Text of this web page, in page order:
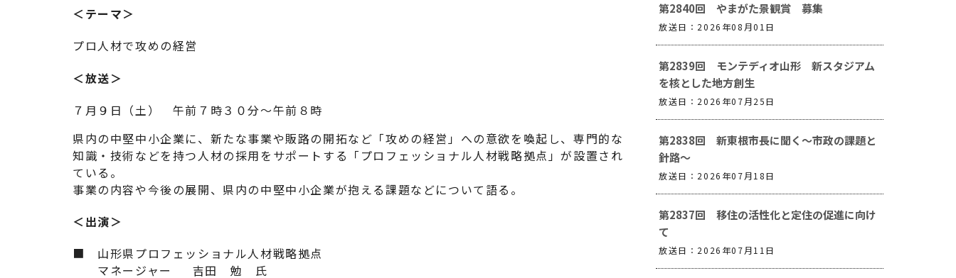
＜テーマ＞
プロ人材で攻めの経営
＜放送＞
７月９日（土） 午前７時３０分～午前８時
県内の中堅中小企業に、新たな事業や販路の開拓など「攻めの経営」への意欲を喚起し、専門的な
知識・技術などを持つ人材の採用をサポートする「プロフェッショナル人材戦略拠点」が設置され
ている。
事業の内容や今後の展開、県内の中堅中小企業が抱える課題などについて語る。
＜出演＞
■ 山形県プロフェッショナル人材戦略拠点
マネージャー 吉田 勉 氏
第2840回 やまがた景観賞 募集
放送日：2026年08月01日
第2839回 モンテディオ山形 新スタジアム
を核とした地方創生
放送日：2026年07月25日
第2838回 新東根市長に聞く～市政の課題と
針路～
放送日：2026年07月18日
第2837回 移住の活性化と定住の促進に向け
て
放送日：2026年07月11日